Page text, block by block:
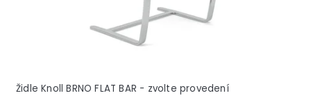
Židle Knoll BRNO FLAT BAR - zvolte provedení